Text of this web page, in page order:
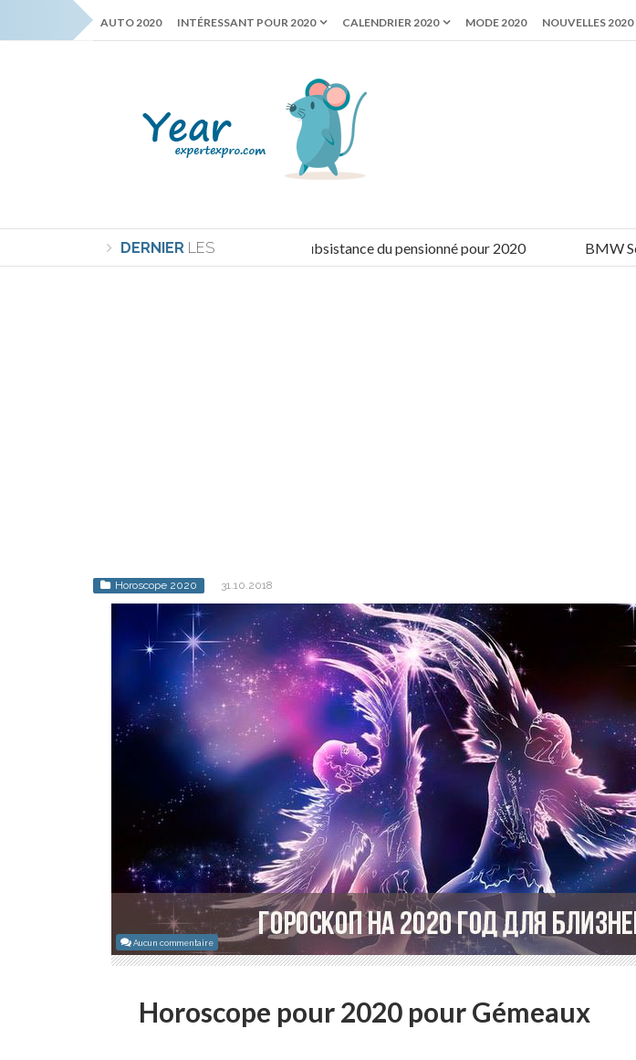
AUTO 2020 INTÉRESSANT POUR 2020 CALENDRIER 2020 MODE 2020 NOUVELLES 2020
DERNIER LES
NOUVELLES
Le minimum de subsistance du pensionné pour 2020 BMW
Horoscope 2020 31.10.2018
Aucun commentaire
Horoscope pour 2020 pour Gémeaux